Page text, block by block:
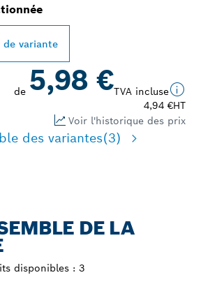
de variante
de 5,98 €TVA incluse
4,94 €HT
Voir l'historique des prix
des variantes(3)
DE LA
disponibles : 3